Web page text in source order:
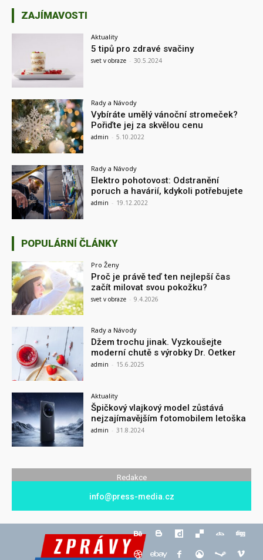
ZAJÍMAVOSTI
Aktuality
5 tipů pro zdravé svačiny
svet v obraze - 30.5.2024
Rady a Návody
Vybíráte umělý vánoční stromeček?
Pořiďte jej za skvělou cenu
admin - 5.10.2022
Rady a Návody
Elektro pohotovost: Odstranění
poruch a havárií, kdykoli potřebujete
admin - 19.12.2022
POPULÁRNÍ ČLÁNKY
Pro Ženy
Proč je právě teď ten nejlepší čas
začít milovat svou pokožku?
svet v obraze - 9.4.2026
Rady a Návody
Džem trochu jinak. Vyzkoušejte
moderní chutě s výrobky Dr. Oetker
admin - 15.6.2025
Aktuality
Špičkový vlajkový model zůstává
nejzajímavějším fotomobilem letoška
admin - 31.8.2024
Redakce
info@press-media.cz